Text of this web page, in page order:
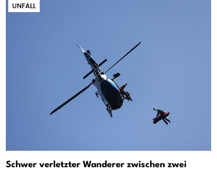
UNFALL
Schwer verletzter Wanderer zwischen zwei